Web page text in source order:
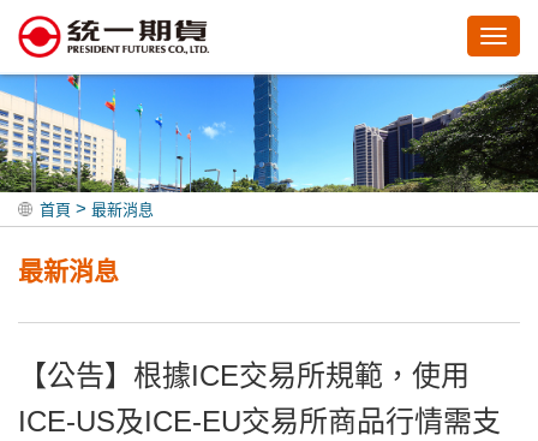
首頁 > 最新消息
最新消息
【公告】根據ICE交易所規範，使用
ICE-US及ICE-EU交易所商品行情需支